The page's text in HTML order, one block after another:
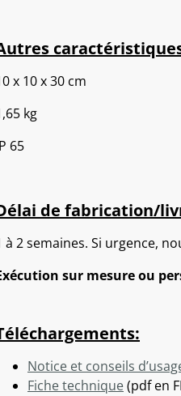
x 10 x 30 cm
kg
65
de fabrication/
à 2 semaines. Si urgence,
sur mesure ou
Notice et conseils
Fiche technique(pdf en